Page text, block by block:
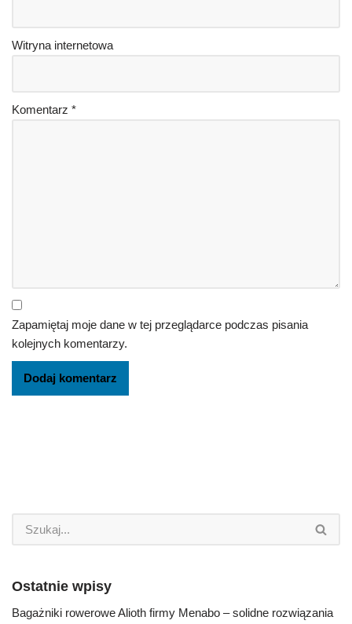
Witryna internetowa
Komentarz *
Zapamiętaj moje dane w tej przeglądarce podczas pisania
kolejnych komentarzy.
Ostatnie wpisy
Bagażniki rowerowe Alioth firmy Menabo – solidne rozwiązania